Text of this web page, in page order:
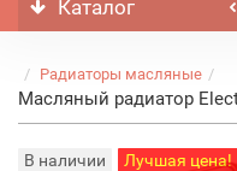
Каталог
Радиаторы масляные
Масляный радиатор
В наличии Лучшая цена!